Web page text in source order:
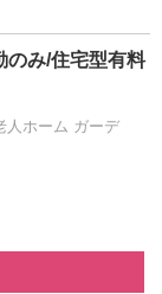
のみ/住宅型有料
人ホーム ガーデ